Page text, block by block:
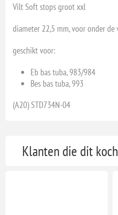
Vilt Soft stops groot xxl
diameter 22,5 mm, voor onder de
geschikt voor:
Eb bas tuba, 983/984
Bes bas tuba, 993
(A20) STD734N-04
Klanten die dit